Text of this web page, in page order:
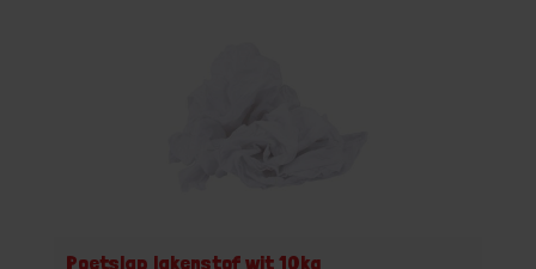
Poetslap lakenstof wit 10kg